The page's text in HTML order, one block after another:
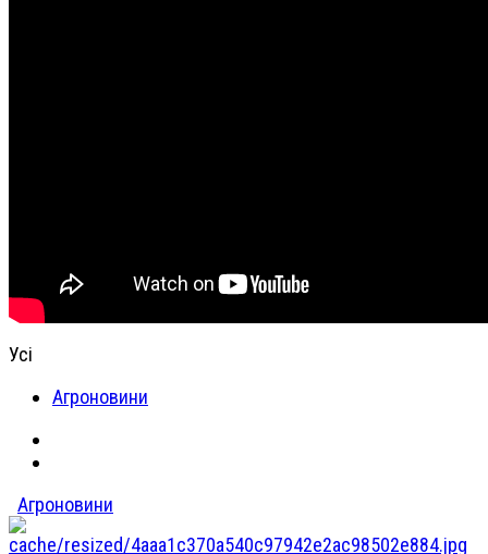
Усі
Агроновини
Агроновини